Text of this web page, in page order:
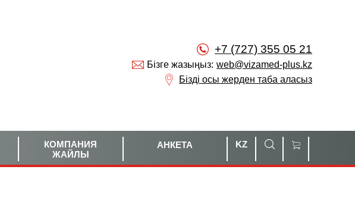
+7 (727) 355 05 21
Бізге жазыңыз: web@vizamed-plus.kz
Бізді осы жерден таба аласыз
КОМПАНИЯ
ЖАЙЛЫ
АНКЕТА KZ